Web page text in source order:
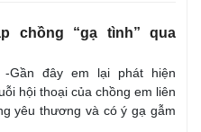
chồng “gạ tình” qua
-Gần đây em lại phát hiện
hội thoại của chồng em liên
yêu thương và có ý gạ gẫm